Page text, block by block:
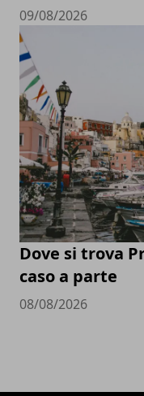
09/08/2026
Dove si trova
caso a parte
08/08/2026